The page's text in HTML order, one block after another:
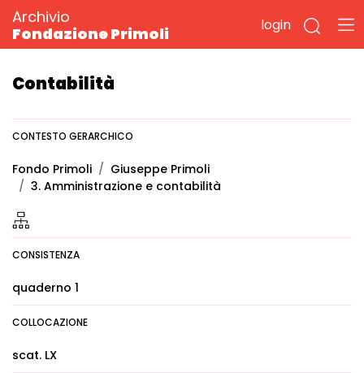
Archivio
Fondazione Primoli
login
Contabilità
CONTESTO GERARCHICO
Fondo Primoli
Giuseppe Primoli
3. Amministrazione e contabilità
CONSISTENZA
quaderno 1
COLLOCAZIONE
scat. LX